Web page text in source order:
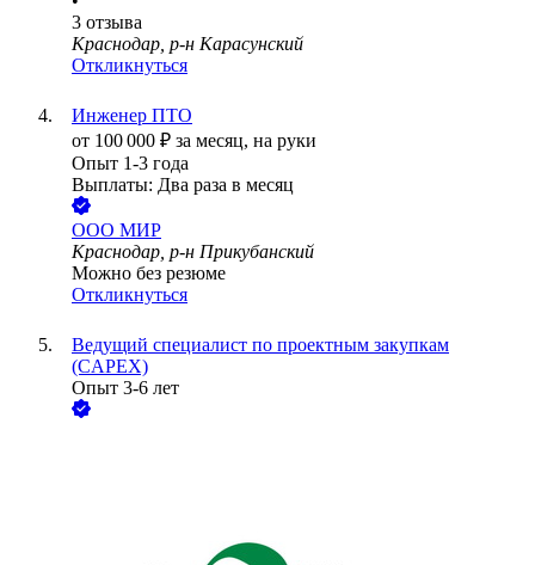
3 отзыва
Краснодар, р-н Карасунский
Откликнуться
Инженер ПТО
от 100 000 ₽ за месяц, на руки
Опыт 1-3 года
Выплаты: Два раза в месяц
ООО МИР
Краснодар, р-н Прикубанский
Можно без резюме
Откликнуться
Ведущий специалист по проектным закупкам
(CAPEX)
Опыт 3-6 лет